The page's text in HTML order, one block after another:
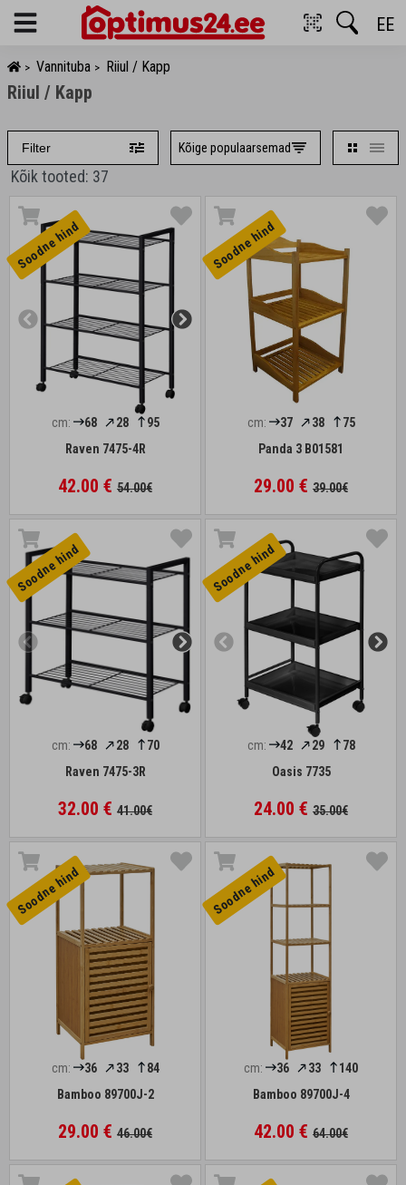
Menu EE
> Vannituba > Riiul / Kapp
Riiul / Kapp
Filter Kõige populaarsemad
Kõik tooted: 37
Soodne hind
cm: 68 28
95
Raven 7475-4R
42.00 € 54.00€
Soodne hind
cm: 37 38
75
Panda 3 B01581
29.00 € 39.00€
Soodne hind
cm: 68 28
70
Raven 7475-3R
32.00 € 41.00€
Soodne hind
cm: 42 29
78
Oasis 7735
24.00 € 35.00€
Soodne hind
cm: 36 33
84
Bamboo 89700J-2
29.00 € 46.00€
Soodne hind
cm: 36 33
140
Bamboo 89700J-4
42.00 € 64.00€